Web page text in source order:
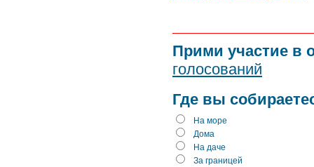
Прими участие в
голосований
Где вы
На море
Дома
На даче
За границей